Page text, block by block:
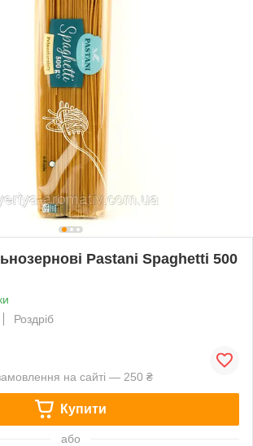
Pastani Spaghetti 500
Роздріб
на сайті — 250 ₴
Купити
або